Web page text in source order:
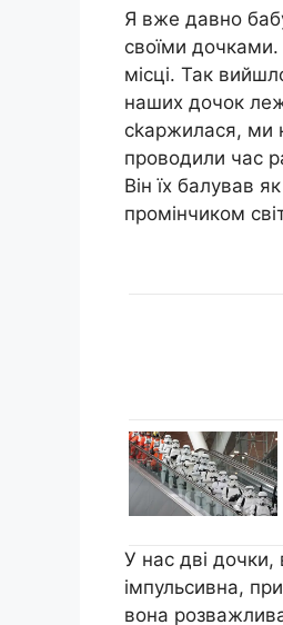
Я вже давно
своїми
місці. Так
наших дочок
сkаржилася, ми
проводили час
Він їх балував
промінчиком
У нас дві
імпульсивна,
вона